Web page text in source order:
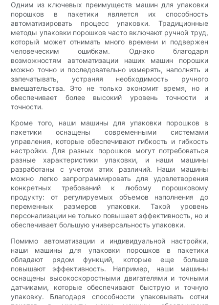
Одним из ключевых преимуществ машин для упаковки
порошков в пакетики является их способность
автоматизировать процесс упаковки. Традиционные
методы упаковки порошков часто включают ручной труд,
который может отнимать много времени и подвержен
человеческим ошибкам. Однако благодаря
возможностям автоматизации наших машин порошки
можно точно и последовательно измерять, наполнять и
запечатывать, устраняя необходимость ручного
вмешательства. Это не только экономит время, но и
обеспечивает более высокий уровень точности и
точности.
Кроме того, наши машины для упаковки порошков в
пакетики оснащены современными системами
управления, которые обеспечивают гибкость и гибкость
настройки. Для разных порошков могут потребоваться
разные характеристики упаковки, и наши машины
разработаны с учетом этих различий. Наши машины
можно легко запрограммировать для удовлетворения
конкретных требований к любому порошковому
продукту: от регулируемых объемов наполнения до
переменных размеров упаковки. Такой уровень
персонализации не только повышает эффективность, но и
обеспечивает большую универсальность упаковки.
Помимо автоматизации и индивидуальной настройки,
наши машины для упаковки порошков в пакетики
обладают рядом функций, которые еще больше
повышают эффективность. Например, наши машины
оснащены высокоскоростными двигателями и точными
датчиками, которые обеспечивают быструю и точную
упаковку. Благодаря способности упаковывать сотни